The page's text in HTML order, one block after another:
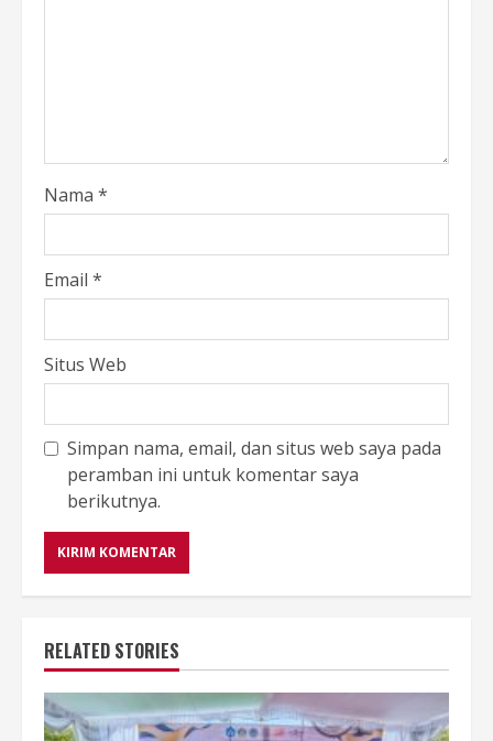
Nama *
Email *
Situs Web
Simpan nama, email, dan situs web saya pada
peramban ini untuk komentar saya
berikutnya.
RELATED STORIES